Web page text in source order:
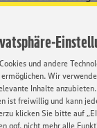
und andere
Wir
Inhalte
ist freiwillig und kann
klicken Sie bitte auf
ggf. nicht mehr alle
sowie eine